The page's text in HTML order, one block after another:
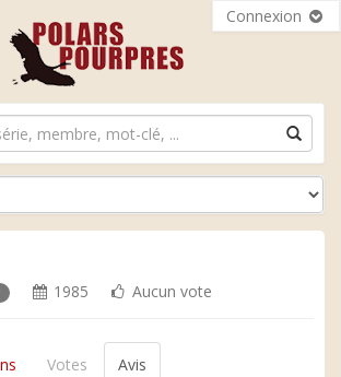
Connexion
1985 Aucun vote
Votes Avis